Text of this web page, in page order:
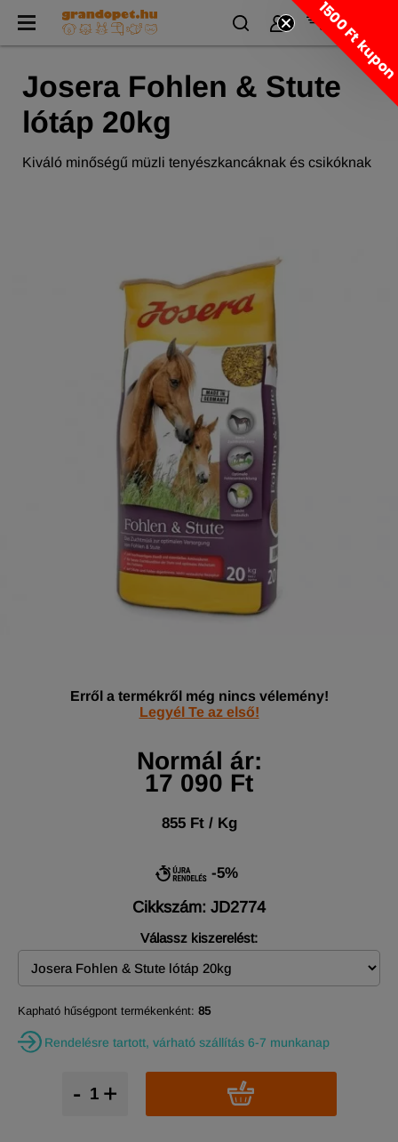
Josera Fohlen & Stute
lótáp 20kg
Kiváló minőségű müzli tenyészkancáknak és csikóknak
Erről a termékről még nincs vélemény!
Legyél Te az első!
Normál ár:
17 090 Ft
855 Ft / Kg
-5%
Cikkszám: JD2774
Válassz kiszerelést:
Kapható hűségpont termékenként: 85
Rendelésre tartott, várható szállítás 6-7 munkanap
+
-
1500 Ft